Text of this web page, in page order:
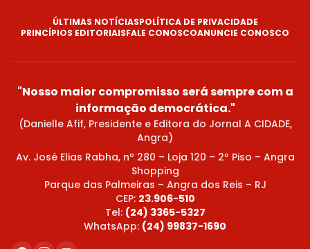
ÚLTIMAS NOTÍCIASPOLÍTICA DE PRIVACIDADE
PRINCÍPIOS EDITORIAISFALE CONOSCOANUNCIE CONOSCO
"Nosso maior compromisso será sempre com a
informação democrática."
(Danielle Afif, Presidente e Editora do Jornal A CIDADE,
Angra)
Av. José Elias Rabha, nº 280 – Loja 120 – 2º Piso – Angra
Shopping
Parque das Palmeiras – Angra dos Reis – RJ
CEP: 23.906-510
Tel: (24) 3365-5327
WhatsApp: (24) 99837-1690